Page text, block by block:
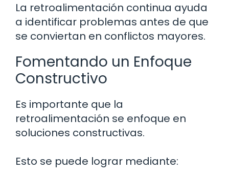
La retroalimentación continua ayuda
a identificar problemas antes de que
se conviertan en conflictos mayores.
Fomentando un Enfoque
Constructivo
Es importante que la
retroalimentación se enfoque en
soluciones constructivas.
Esto se puede lograr mediante: